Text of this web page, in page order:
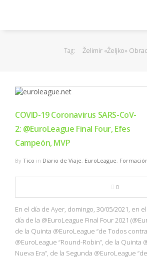
EuroLeague
FIBA
OTROS
NBA
MULTIMEDIA
Tag: Želimir «Željko»
COVID-19 Coronavirus SARS-CoV-
2: @EuroLeague Final Four, Efes
Campeón, MVP
By Tico in Diario de Viaje, EuroLeague,
0
En el día de Ayer, domingo, 30/05/2021, en
día de la @EuroLeague Final Four 2021
de la Quinta @EuroLeague “de Todos
@EuroLeague “Round-Robin”, de la Quinta
Nueva Era”, de la Segunda @EuroLeague